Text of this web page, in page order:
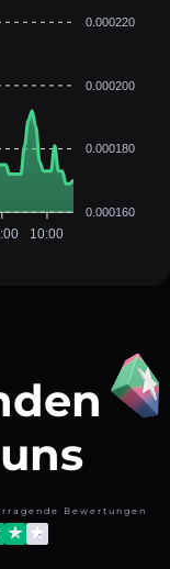
0.000220
0.000200
0.000180
0.000160
10:00
Bewertungen